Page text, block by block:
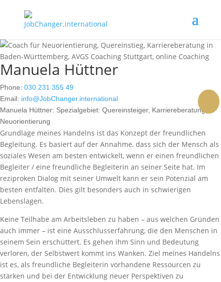
Manuela Hüttner
Phone: 030 231 355 49
Email: info@JobChanger.international
Manuela Hüttner: Spezialgebiet: Quereinsteiger, Karriereberatung,
Neuorientierung
Grundlage meines Handelns ist das Konzept der freundlichen
Begleitung. Es basiert auf der Annahme, dass sich der Mensch als
soziales Wesen am besten entwickelt, wenn er einen freundlichen
Begleiter / eine freundliche Begleiterin an seiner Seite hat. Im
reziproken Dialog mit seiner Umwelt kann er sein Potenzial am
besten entfalten. Dies gilt besonders auch in schwierigen
Lebenslagen.
Keine Teilhabe am Arbeitsleben zu haben – aus welchen Gründen
auch immer – ist eine Ausschlusserfahrung, die den Menschen in
seinem Sein erschüttert. Es gehen ihm Sinn und Bedeutung
verloren, der Selbstwert kommt ins Wanken. Ziel meines Handelns
ist es, als freundliche Begleiterin vorhandene Ressourcen zu
stärken und bei der Entwicklung neuer Perspektiven zu